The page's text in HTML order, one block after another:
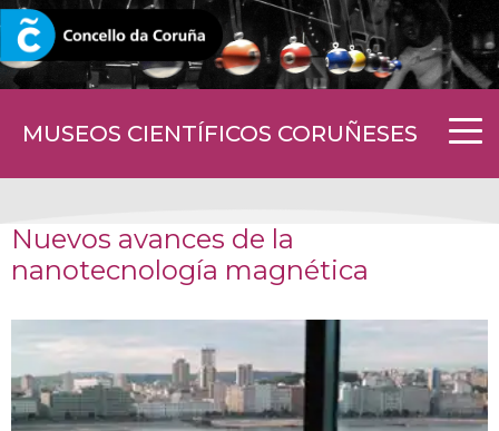
MUSEOS CIENTÍFICOS CORUÑESES
CORUNA.GAL
Nuevos avances de la
nanotecnología magnética